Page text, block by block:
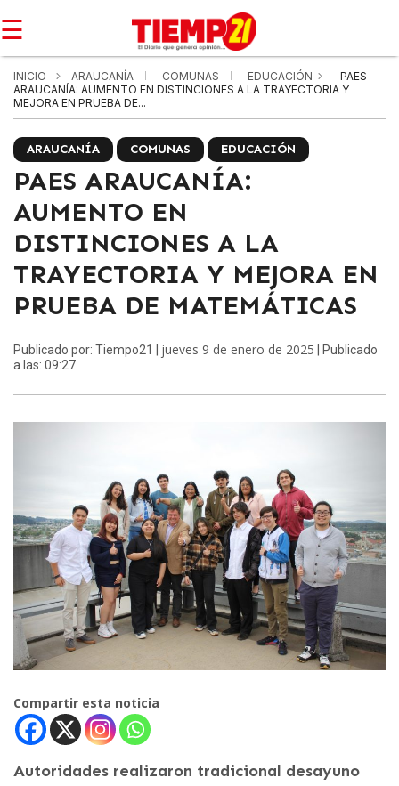
☰
INICIO ARAUCANÍA COMUNAS EDUCACIÓN
PAES
ARAUCANÍA: AUMENTO EN DISTINCIONES A LA TRAYECTORIA Y
MEJORA EN PRUEBA DE...
ARAUCANÍA COMUNAS EDUCACIÓN
PAES ARAUCANÍA:
AUMENTO EN
DISTINCIONES A LA
TRAYECTORIA Y MEJORA EN
PRUEBA DE MATEMÁTICAS
Publicado por: Tiempo21 | jueves 9 de enero de 2025 | Publicado
a las: 09:27
Compartir esta noticia
Autoridades realizaron tradicional desayuno